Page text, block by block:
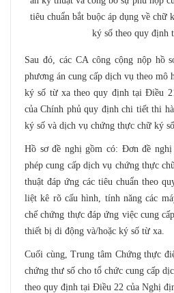
tiêu chuẩn bắt buộc áp dụng về
ký số theo quy định
Sau đó, các CA công cộng nộp hồ
phương án cung cấp dịch vụ theo
ký số từ xa theo quy định tại Điều
của Chính phủ quy định chi tiết thi
ký số và dịch vụ chứng thực chữ ký
Hồ sơ đề nghị gồm có: Đơn đề
phép cung cấp dịch vụ chứng thực
thuật đáp ứng các tiêu chuẩn theo
liệt kê rõ cấu hình, tính năng các
chế chứng thực đáp ứng việc cung
thiết bị di động và/hoặc ký số từ xa.
Cuối cùng, Trung tâm Chứng thực
chứng thư số cho tổ chức cung cấp
theo quy định tại Điều 22 của Nghị